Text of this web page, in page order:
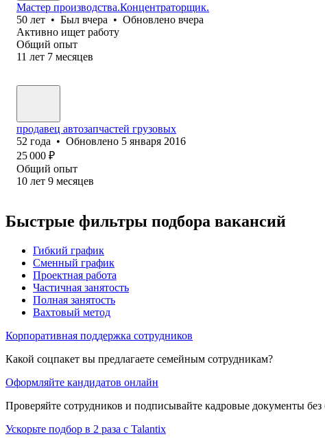
Мастер производства.Концентраторщик.
50 лет • Был вчера • Обновлено вчера
Активно ищет работу
Общий опыт
11 лет 7 месяцев
продавец автозапчастей грузовых
52 года • Обновлено 5 января 2016
25 000 ₽
Общий опыт
10 лет 9 месяцев
Быстрые фильтры подбора вакансий
Гибкий график
Сменный график
Проектная работа
Частичная занятость
Полная занятость
Вахтовый метод
Корпоративная поддержка сотрудников
Какой соцпакет вы предлагаете семейным сотрудникам?
Оформляйте кандидатов онлайн
Проверяйте сотрудников и подписывайте кадровые документы
Ускорьте подбор в 2 раза с Talantix